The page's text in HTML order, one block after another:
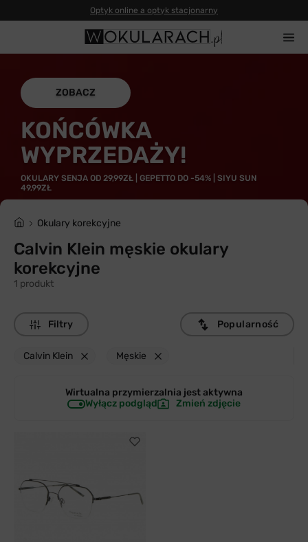
ZOBACZ
KOŃCÓWKA
WYPRZEDAŻY!
OKULARY SENJA OD 29,99ZŁ | GEPETTO DO -54% | SIYU SUN
49,99ZŁ
Okulary korekcyjne
Calvin Klein męskie okulary
korekcyjne
1 produkt
Filtry
Calvin Klein Męskie
Popularność
Wirtualna przymierzalnia jestaktywna
Wyłącz podgląd
Zmień zdjęcie